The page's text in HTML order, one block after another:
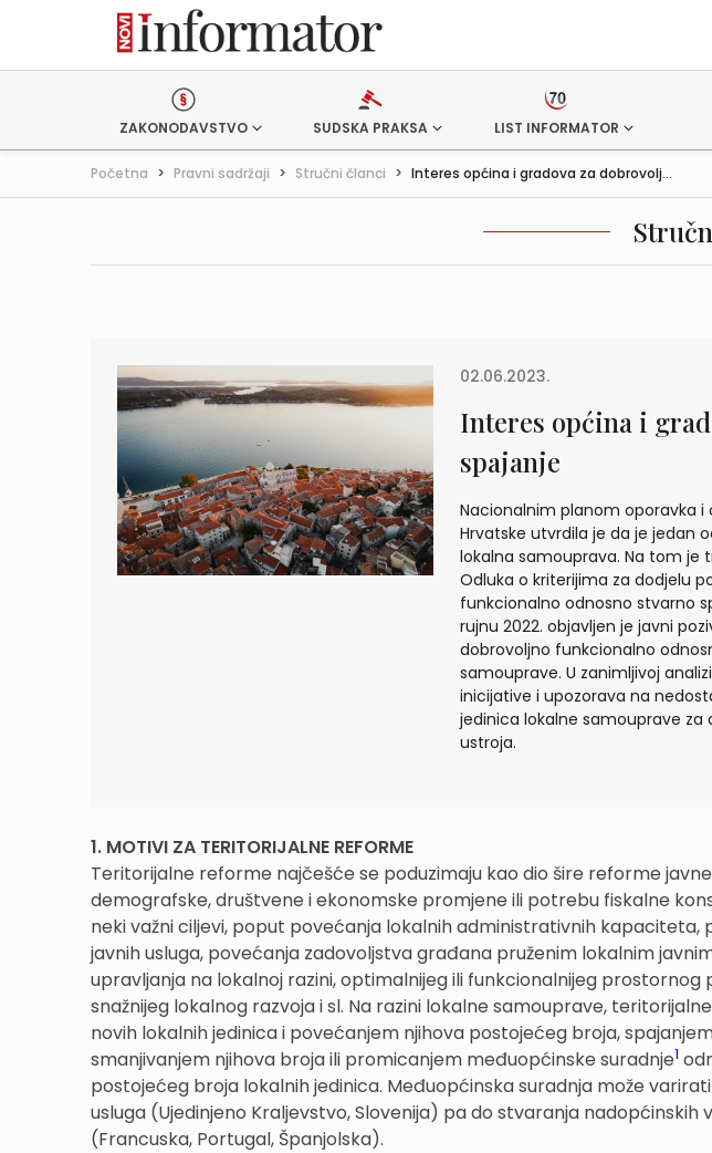
ZAKONODAVSTVO SUDSKA PRAKSA LIST INFORMATOR
Početna > Pravni sadržaji > Stručni članci > Interes općina i gradova za dobrovolj...
02.06.2023.
Interes općina i
spajanje
Nacionalnim planom oporavka i
Hrvatske utvrdila je da je jedan
lokalna samouprava. Na tom je
Odluka o kriterijima za dodjelu
funkcionalno odnosno stvarno
rujnu 2022. objavljen je javni
dobrovoljno funkcionalno
samouprave. U zanimljivoj
inicijative i upozorava na
jedinica lokalne samouprave
ustroja.
1. MOTIVI ZA TERITORIJALNE REFORME
Teritorijalne reforme najčešće se poduzimaju kao dio šire reforme
demografske, društvene i ekonomske promjene ili potrebu fiskalne
neki važni ciljevi, poput povećanja lokalnih administrativnih
javnih usluga, povećanja zadovoljstva građana pruženim lokalnim
upravljanja na lokalnoj razini, optimalnijeg ili funkcionalnijeg
snažnijeg lokalnog razvoja i sl. Na razini lokalne samouprave,
novih lokalnih jedinica i povećanjem njihova postojećeg broja,
smanjivanjem njihova broja ili promicanjem međuopćinske suradnje1
postojećeg broja lokalnih jedinica. Međuopćinska suradnja može
usluga (Ujedinjeno Kraljevstvo, Slovenija) pa do stvaranja
(Francuska, Portugal, Španjolska).